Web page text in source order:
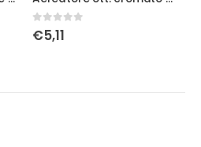
0Su 5
€5,11